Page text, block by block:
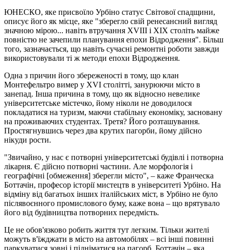
ЮНЕСКО, яке присвоїло Урбіно статус Світової спадщини,
описує його як місце, яке "зберегло свій ренесансний вигляд
значною мірою... навіть втручання XVIII і XIX століть майже
повністю не зачепили планування епохи Відродження". Більш
того, зазначається, що навіть сучасні ремонтні роботи завжди
використовували ті ж методи епохи Відродження.
Одна з причин його збереженості в тому, що клан
Монтефельтро вимер у XVI столітті, занурюючи місто в
занепад. Інша причина в тому, що як відносно невелике
університетське містечко, йому ніколи не доводилося
покладатися на туризм, маючи стабільну економіку, засновану
на проживаючих студентах. Третя? Його розташування.
Простягнувшись через два крутих пагорби, йому дійсно
нікуди рости.
"Звичайно, у нас є потворні університетські будівлі і потворна
лікарня. Є дійсно потворні частини. Але морфологія і
географічні [обмеження] зберегли місто", – каже Франческа
Боттачін, професор історії мистецтв в університеті Урбіно. На
відміну від багатьох інших італійських міст, в Урбіно не було
післявоєнного промислового буму, каже вона – що врятувало
його від будівництва потворних передмість.
Це не обов'язково робить життя тут легким. Тільки жителі
можуть в'їжджати в місто на автомобілях – всі інші повинні
паркуватися зовні і підніматися на пагорб. Боттачін – яка